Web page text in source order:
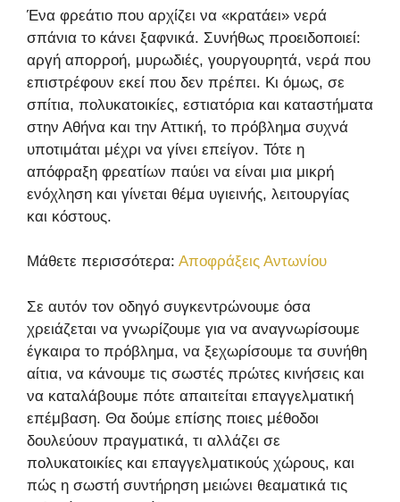
Ένα φρεάτιο που αρχίζει να «κρατάει» νερά
σπάνια το κάνει ξαφνικά. Συνήθως προειδοποιεί:
αργή απορροή, μυρωδιές, γουργουρητά, νερά που
επιστρέφουν εκεί που δεν πρέπει. Κι όμως, σε
σπίτια, πολυκατοικίες, εστιατόρια και καταστήματα
στην Αθήνα και την Αττική, το πρόβλημα συχνά
υποτιμάται μέχρι να γίνει επείγον. Τότε η
απόφραξη φρεατίων παύει να είναι μια μικρή
ενόχληση και γίνεται θέμα υγιεινής, λειτουργίας
και κόστους.
Μάθετε περισσότερα: Αποφράξεις Αντωνίου
Σε αυτόν τον οδηγό συγκεντρώνουμε όσα
χρειάζεται να γνωρίζουμε για να αναγνωρίσουμε
έγκαιρα το πρόβλημα, να ξεχωρίσουμε τα συνήθη
αίτια, να κάνουμε τις σωστές πρώτες κινήσεις και
να καταλάβουμε πότε απαιτείται επαγγελματική
επέμβαση. Θα δούμε επίσης ποιες μέθοδοι
δουλεύουν πραγματικά, τι αλλάζει σε
πολυκατοικίες και επαγγελματικούς χώρους, και
πώς η σωστή συντήρηση μειώνει θεαματικά τις